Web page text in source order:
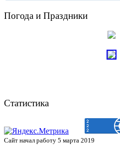
Погода и Праздники
Статистика
Сайт начал работу 5 марта 2019